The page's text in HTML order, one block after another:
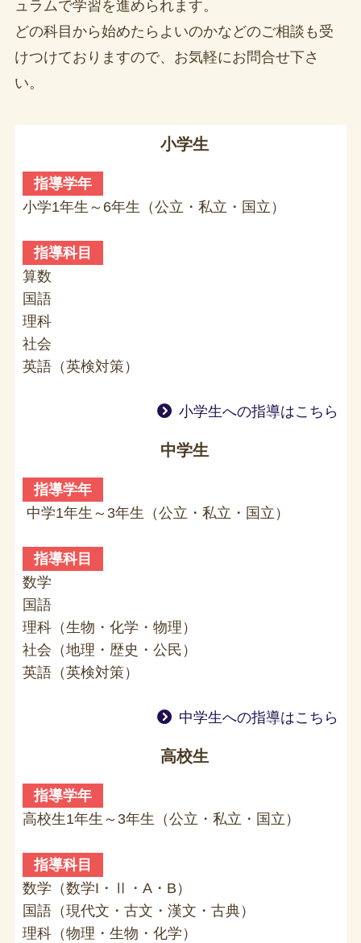
ュラムで学習を進められます。
どの科目から始めたらよいのかなどのご相談も受
けつけておりますので、お気軽にお問合せ下さ
い。
小学生
指導学年
小学1年生～6年生（公立・私立・国立）
指導科目
算数
国語
理科
社会
英語（英検対策）
小学生への指導はこちら
中学生
指導学年
中学1年生～3年生（公立・私立・国立）
指導科目
数学
国語
理科（生物・化学・物理）
社会（地理・歴史・公民）
英語（英検対策）
中学生への指導はこちら
高校生
指導学年
高校生1年生～3年生（公立・私立・国立）
指導科目
数学（数学I・Ⅱ・A・B）
国語（現代文・古文・漢文・古典）
理科（物理・生物・化学）